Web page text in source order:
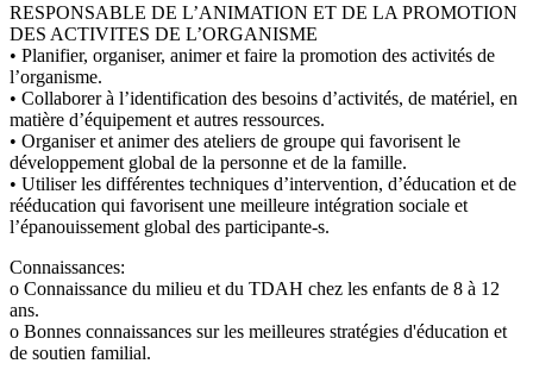
RESPONSABLE DE L’ANIMATION ET DE LA PROMOTION
DES ACTIVITES DE L’ORGANISME
• Planifier, organiser, animer et faire la promotion des activités de
l’organisme.
• Collaborer à l’identification des besoins d’activités, de matériel, en
matière d’équipement et autres ressources.
• Organiser et animer des ateliers de groupe qui favorisent le
développement global de la personne et de la famille.
• Utiliser les différentes techniques d’intervention, d’éducation et de
rééducation qui favorisent une meilleure intégration sociale et
l’épanouissement global des participante-s.
Connaissances:
o Connaissance du milieu et du TDAH chez les enfants de 8 à 12
ans.
o Bonnes connaissances sur les meilleures stratégies d'éducation et
de soutien familial.